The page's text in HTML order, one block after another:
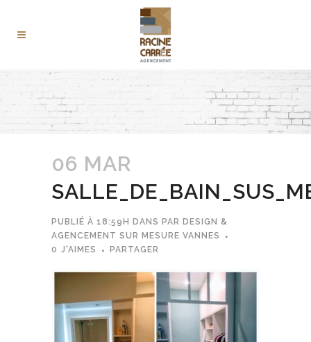
06 MAR
PUBLIÉ À 18:59H DANS PAR DESIGN &
AGENCEMENT SUR MESURE VANNES
0 J'AIMES PARTAGER